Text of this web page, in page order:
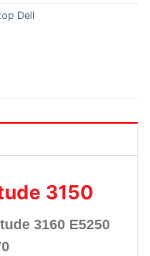
Dell
3150
3160 E5250